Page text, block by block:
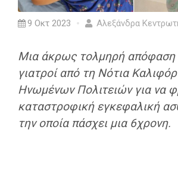
9 Οκτ 2023 Αλεξάνδρα
Μια άκρως τολμηρή απόφαση
γιατροί από τη Νότια
Ηνωμένων Πολιτειών για να
καταστροφική εγκεφαλική
την οποία πάσχει μια 6χρονη.